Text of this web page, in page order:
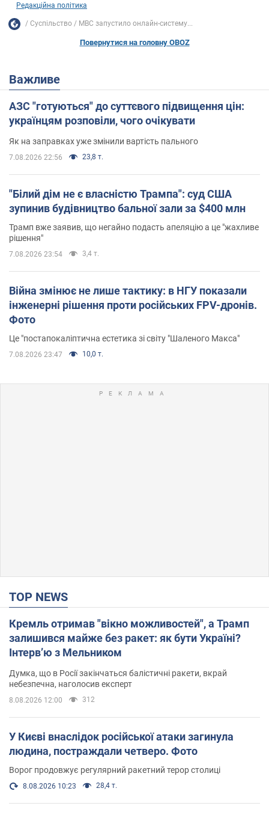
Редакційна політика
Суспільство МВС запустило онлайн-систему...
Повернутися на головну OBOZ
Важливе
АЗС "готуються" до суттєвого підвищення цін:
українцям розповіли, чого очікувати
Як на заправках уже змінили вартість пального
7.08.2026 22:56 23,8 т.
"Білий дім не є власністю Трампа": суд США
зупинив будівництво бальної зали за $400 млн
Трамп вже заявив, що негайно подасть апеляцію а це "жахливе
рішення"
7.08.2026 23:54 3,4 т.
Війна змінює не лише тактику: в НГУ показали
інженерні рішення проти російських FPV-дронів.
Фото
Це "постапокаліптична естетика зі світу "Шаленого Макса"
7.08.2026 23:47 10,0 т.
TOP NEWS
Кремль отримав "вікно можливостей", а Трамп
залишився майже без ракет: як бути Україні?
Інтерв’ю з Мельником
Думка, що в Росії закінчаться балістичні ракети, вкрай
небезпечна, наголосив експерт
8.08.2026 12:00 312
У Києві внаслідок російської атаки загинула
людина, постраждали четверо. Фото
Ворог продовжує регулярний ракетний терор столиці
8.08.2026 10:23 28,4 т.